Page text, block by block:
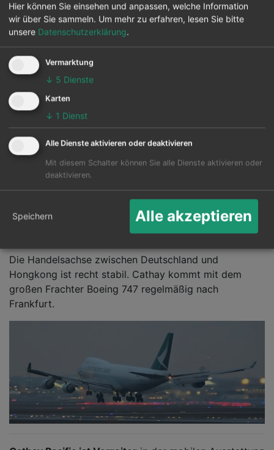
Ab September 2015 flog Cathay nonstop vom Rhein-
Ruhr-Flughafen Düsseldorf viermal in der Woche nach
Hongkong mit einer Triple-Seven (Boeing 777) in
Vierklassen-Konfiguration. Die Flugzeiten waren super
passend für Anschlussflüge. Mittags ging es ab NRW
raus und früh morgens ist jeweils die Landung am
Zielort. Schau Dir unser Special
hieran, damit Du mehr Infos zu den Flugtagen und
Flugzeiten bekommst.
Schon im Vorfeld der Corona Pandemie 2020 wurden
die Nonstop-Flüge zwischen Düsseldorf und
Hongkong eingestellt.
Cathay Pacific als
Frachtfluggesellchaft
Die Handelsachse zwischen Deutschland und
Hongkong ist recht stabil. Cathay kommt mit dem
großen Frachter Boeing 747 regelmäßig nach
Frankfurt.
Hier können Sie einsehen und anpassen, welche Information
wir über Sie sammeln. Um mehr zu erfahren, lesen Sie bitte
unsere Datenschutzerklärung.
Vermarktung
↓ 5 Dienste
Karten
↓ 1 Dienst
Alle Dienste aktivieren oder deaktivieren
Mit diesem Schalter können Sie alle Dienste aktivieren oder
deaktivieren.
Speichern Alle akzeptieren